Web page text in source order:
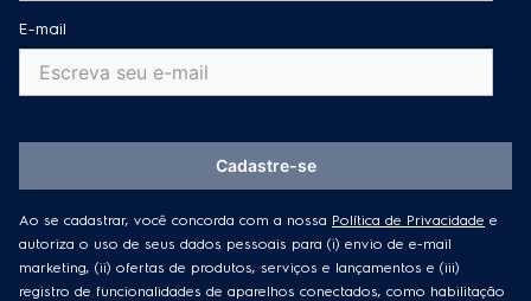
E-mail
Ao se cadastrar, você concorda com a nossa Política de Privacidade e
autoriza o uso de seus dados pessoais para (i) envio de e-mail
marketing, (ii) ofertas de produtos, serviços e lançamentos e (iii)
registro de funcionalidades de aparelhos conectados, como habilitação
Cadastre-se